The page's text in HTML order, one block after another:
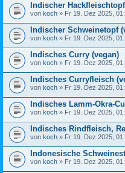
Indischer
von koch » Fr 19. Dez 2025,
Indischer Schweinetopf
von koch » Fr 19. Dez 2025,
Indisches Curry (vegan)
von koch » Fr 19. Dez 2025,
Indisches Curryfleisch
von koch » Fr 19. Dez 2025,
Indisches Lamm-Okra-
von koch » Fr 19. Dez 2025,
Indisches Rindfleisch,
von koch » Fr 19. Dez 2025,
Indonesische
von koch » Fr 19. Dez 2025,